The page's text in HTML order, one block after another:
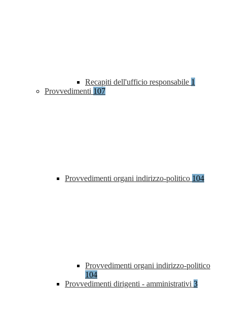
Recapiti dell'ufficio responsabile 1
Provvedimenti 107
Provvedimenti organi indirizzo-politico 104
Provvedimenti organi indirizzo-politico
104
Provvedimenti dirigenti - amministrativi 3